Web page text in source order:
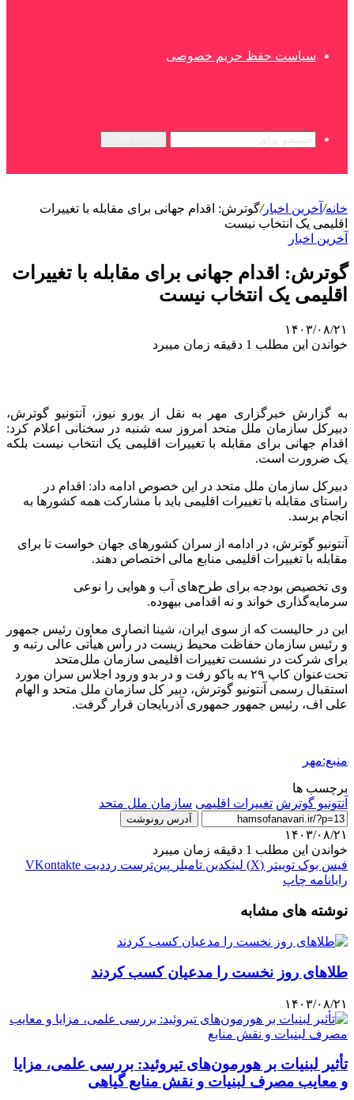
سیاست حفظ حریم خصوصی
خانه/ آخرین اخبار/گوترش: اقدام جهانی برای مقابله با تغییرات
اقلیمی یک انتخاب نیست
آخرین اخبار
گوترش: اقدام جهانی برای مقابله با تغییرات
اقلیمی یک انتخاب نیست
۱۴۰۳/۰۸/۲۱
خواندن این مطلب 1 دقیقه زمان میبرد
به گزارش خبرگزاری مهر به نقل از یورو نیوز، آنتونیو گوترش،
دبیرکل سازمان ملل متحد امروز سه شنبه در سخنانی اعلام کرد:
اقدام جهانی برای مقابله با تغییرات اقلیمی یک انتخاب نیست بلکه
یک ضرورت است.
دبیرکل سازمان ملل متحد در این خصوص ادامه داد: اقدام در
راستای مقابله با تغییرات اقلیمی باید با مشارکت همه کشورها به
انجام برسد.
آنتونیو گوترش، در ادامه از سران کشورهای جهان خواست تا برای
مقابله با تغییرات اقلیمی منابع مالی اختصاص دهند.
وی تخصیص بودجه برای طرح‌های آب و هوایی را نوعی
سرمایه‌گذاری خواند و نه اقدامی بیهوده.
این در حالیست که از سوی ایران، شینا انصاری معاون رئیس جمهور
و رئیس سازمان حفاظت محیط زیست در رأس هیأتی عالی رتبه و
برای شرکت در نشست تغییرات اقلیمی سازمان ملل‌متحد
تحت‌عنوان کاپ ۲۹ به باکو رفت و در بدو ورود اجلاس سران مورد
استقبال رسمی آنتونیو گوترش، دبیر کل سازمان ملل متحد و الهام
علی اف، رئیس جمهور جمهوری آذربایجان قرار گرفت.
منبع:مهر
برچسب ها
آنتونیو گوترش تغییرات اقلیمی سازمان ملل متحد
آدرس رونوشت
۱۴۰۳/۰۸/۲۱
خواندن این مطلب 1 دقیقه زمان میبرد
فیس بوک توییتر (X) لینکدین ‫تامبلر ‫پین‌ترست ‫رددیت ‫VKontakte
رایانامه چاپ
نوشته های مشابه
طلاهای روز نخست را مدعیان کسب کردند
۱۴۰۳/۰۸/۲۱
تأثیر لبنیات بر هورمون‌های تیروئید: بررسی علمی، مزایا
و معایب مصرف لبنیات و نقش منابع گیاهی